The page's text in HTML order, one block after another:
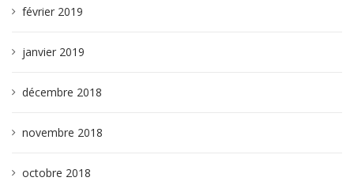
février 2019
janvier 2019
décembre 2018
novembre 2018
octobre 2018